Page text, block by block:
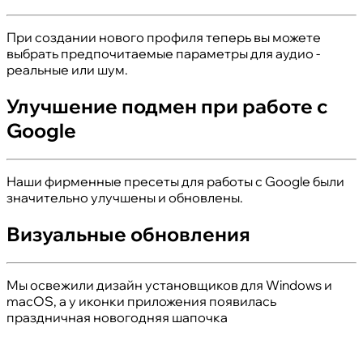
При создании нового профиля теперь вы можете
выбрать предпочитаемые параметры для аудио -
реальные или шум.
Улучшение подмен при работе с
Google
Наши фирменные пресеты для работы с Google были
значительно улучшены и обновлены.
Визуальные обновления
Мы освежили дизайн установщиков для Windows и
macOS, а у иконки приложения появилась
праздничная новогодняя шапочка